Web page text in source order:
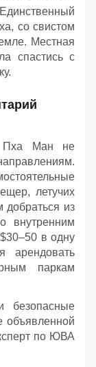
со свистом
Местная
спастись с
Пха Ман не
летучих
из
внутренним
в одну
арендовать
паркам
безопасные
объявленной
по ЮВА